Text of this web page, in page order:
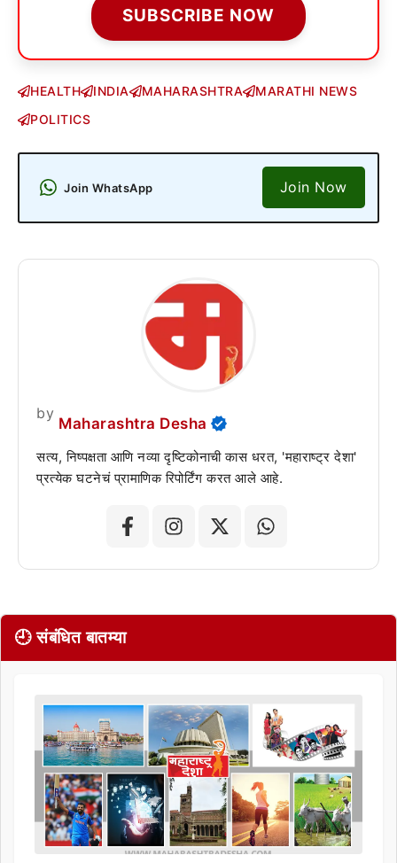
SUBSCRIBE NOW
HEALTH INDIA MAHARASHTRA
MARATHI NEWS
POLITICS
Join WhatsApp Join Now
by
Maharashtra Desha
सत्य, निष्पक्षता आणि नव्या दृष्टिकोनाची कास धरत, 'महाराष्ट्र देशा'
प्रत्येक घटनेचं प्रामाणिक रिपोर्टिंग करत आले आहे.
🕘 संबंधित बातम्या